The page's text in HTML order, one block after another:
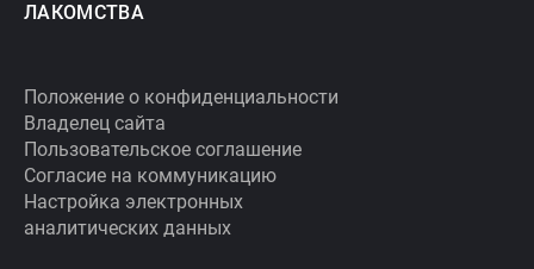
ЛАКОМСТВА
Положение о конфиденциальности
Владелец сайта
Пользовательское соглашение
Согласие на коммуникацию
Настройка электронных
аналитических данных